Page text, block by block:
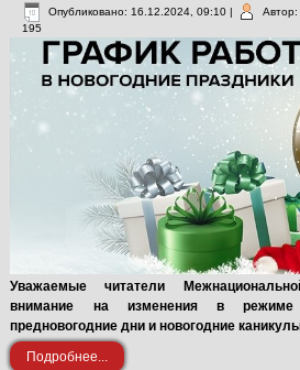
Опубликовано: 16.12.2024, 09:10 |
195
Уважаемые читатели
внимание на изменения в
предновогодние дни и новогодние
Подробнее...